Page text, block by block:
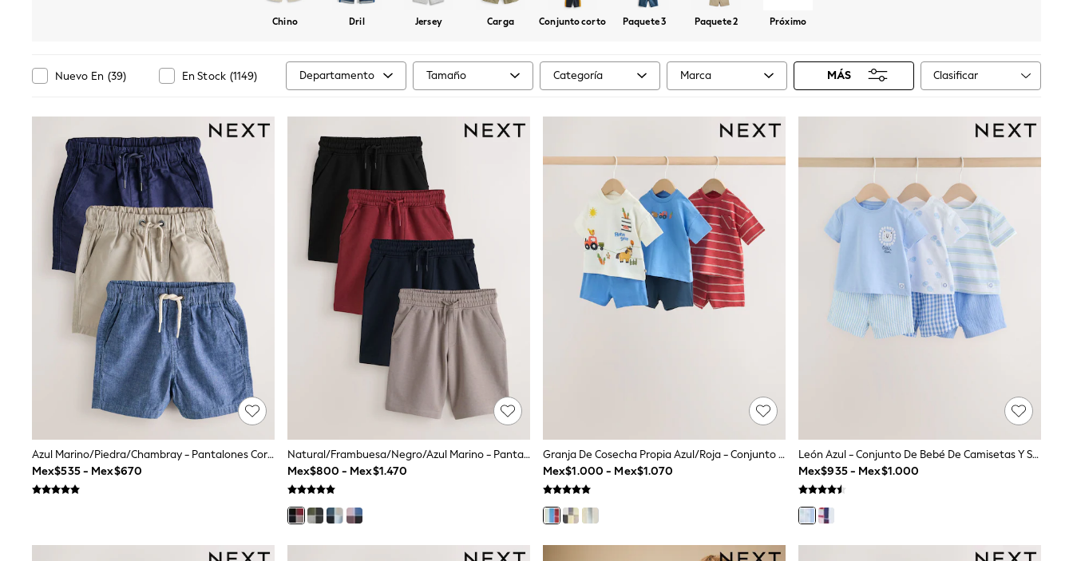
All Clothing
Babygrows & Sleepsuits
Coats & Jackets
Jeans
Jumpsuits & Playsuits
Knitwear
Nightwear & Pyjamas
Trousers & Leggings
Schoolwear
Sets & Outfits
Shirts & Blouses
Shorts & Skirts
Sportswear
Sweatshirts & Hoodies
Swimwear
T-Shirts
All Holiday Shop
Dresses
Shorts
Rash Vests
Sun Safe Swimwear
Sun Hats & Caps
Shop All Footwear
Chino Dril Jersey Carga Conjunto corto Paquete 3 Paquete 2 Próximo
Nuevo En (39) En Stock (1149) Departamento Tamaño Categoría Marca MÁS Clasificar
Azul Marino/piedra/chambray - Pantalones Cortos Sin Cierre 3 Pack (3meses -7años)
Mex$535 - Mex$670
Natural/Frambuesa/Negro/Azul Marino - Pantalones Cortos Básicos (3-16años)
Mex$800 - Mex$1.470
Granja De Cosecha Propia Azul/roja - Conjunto De Bebé De Camisetas Y Shorts 6 Pieza (0meses-2años)
Mex$1.000 - Mex$1.070
León Azul - Conjunto De Bebé De Camisetas Y Shorts 6 Pieza (0meses-3años)
Mex$935 - Mex$1.000